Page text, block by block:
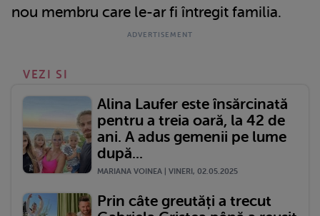
nou membru care le-ar fi întregit familia.
VEZI SI
Alina Laufer este însărcinată
pentru a treia oară, la 42 de
ani. A adus gemenii pe lume
după...
MARIANA VOINEA | VINERI, 02.05.2025
Prin câte greutăți a trecut